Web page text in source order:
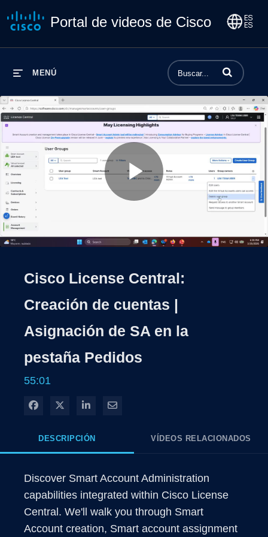
Portal de videos de Cisco
MENÚ Introduzca los
Play
Cisco License Central:
Creación de cuentas |
Asignación de SA en la
pestaña Pedidos
55:01
Compartir en Facebook
Compartir en X
Compartir en LinkedIn
Compartir por correo electrónico
DESCRIPCIÓN VÍDEOS RELACIONADOS
Discover Smart Account Administration
capabilities integrated within Cisco License
Central. We'll walk you through Smart
Account creation, Smart account assignment